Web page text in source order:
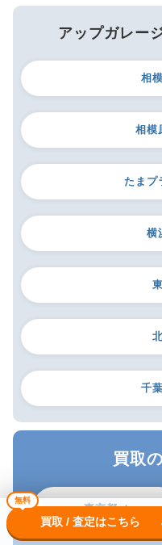
アップガレー
相
相模
たまプ
横
千
買取
東京都
無料
買取 / 査定はこちら